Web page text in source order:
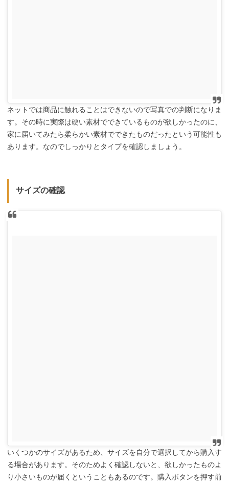
ネットでは商品に触れることはできないので写真での判断になりま
す。その時に実際は硬い素材でできているものが欲しかったのに、
家に届いてみたら柔らかい素材でできたものだったという可能性も
あります。なのでしっかりとタイプを確認しましょう。
サイズの確認
いくつかのサイズがあるため、サイズを自分で選択してから購入す
る場合があります。そのためよく確認しないと、欲しかったものよ
り小さいものが届くということもあるのです。購入ボタンを押す前